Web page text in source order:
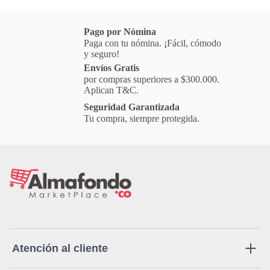
Pago por Nómina
Paga con tu nómina. ¡Fácil, cómodo
y seguro!
Envíos Gratis
por compras superiores a $300.000.
Aplican T&C.
Seguridad Garantizada
Tu compra, siempre protegida.
Atención al cliente